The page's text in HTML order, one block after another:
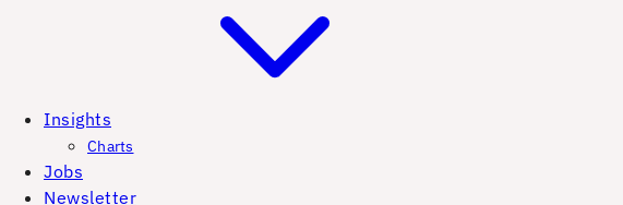
Insights
Charts
Jobs
Newsletter